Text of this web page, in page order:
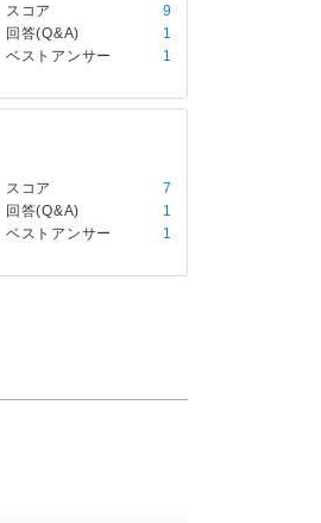
スコア
9
回答(Q&A)
1
ベストアンサー
1
スコア
7
回答(Q&A)
1
ベストアンサー
1